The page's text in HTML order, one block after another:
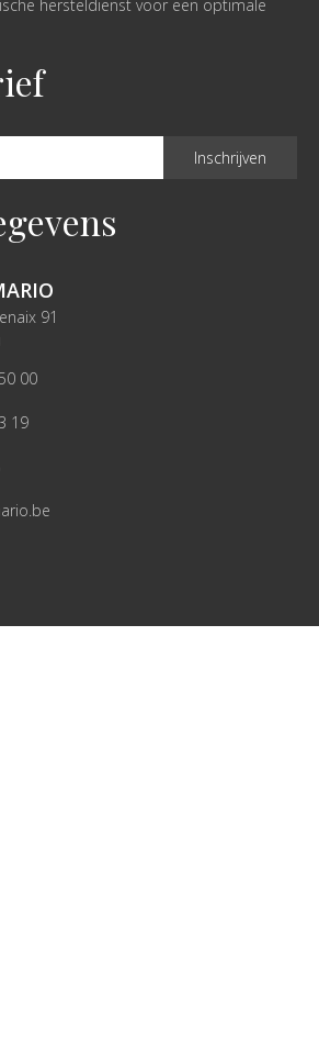
hersteldienst voor een optimale
91
00
19